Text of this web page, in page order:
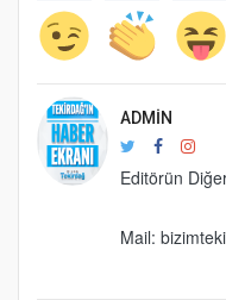
ADMIN
Editörün
Mail: